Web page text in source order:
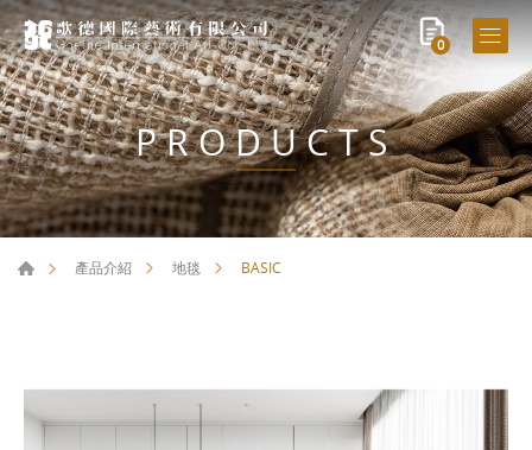
0
PRODUCTS
產品介紹 地毯 BASIC